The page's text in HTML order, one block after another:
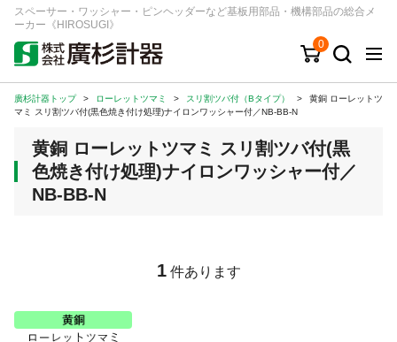
スペーサー・ワッシャー・ピンヘッダーなど基板用部品・機構部品の総合メ
ーカー《HIROSUGI》
0
キーワード 品番/シリーズ
商品カテゴリから探す
ジャンルから探す
シリーズから探す
ご利用ガイド
廣杉計器トップ > ローレットツマミ > スリ割ツバ付（Bタイプ） >
黄銅 ローレットツ
マミ スリ割ツバ付(黒色焼き付け処理)ナイロンワッシャー付／NB-BB-N
黄銅 ローレットツマミ スリ割ツバ付(黒
色焼き付け処理)ナイロンワッシャー付／
NB-BB-N
1 件あります